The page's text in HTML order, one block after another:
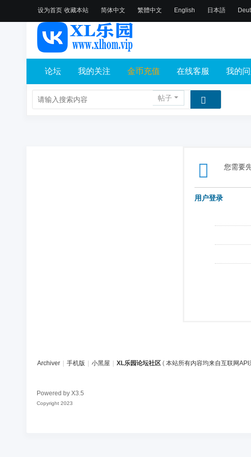
设为首页 收藏本站 简体中文 繁體中文 English 日本語
论坛 我的关注 金币充值 在线客服 我的
帖子
您需要
用户登录
Archiver 手机版 小黑屋 XL乐园论坛社区 ( 本站所有内容均来自互联网
Powered by X3.5
Copyright 2023